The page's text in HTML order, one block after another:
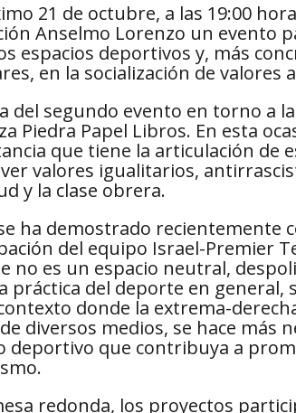
21 de octubre, a las 19:00
Anselmo Lorenzo un evento
espacios deportivos y, más
en la socialización de
del segundo evento en torno a
Piedra Papel Libros. En esta
que tiene la articulación de
valores igualitarios,
y la clase obrera.
ha demostrado recientemente
del equipo Israel-Premier
no es un espacio neutral,
práctica del deporte en general,
donde la extrema-
diversos medios, se hace más
deportivo que contribuya a
redonda, los proyectos